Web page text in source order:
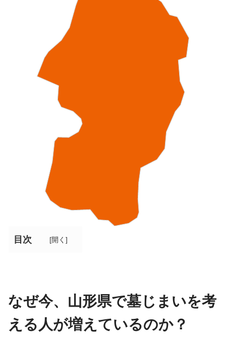
目次 [開く ]
なぜ今、山形県で墓じまいを考
える人が増えているのか？